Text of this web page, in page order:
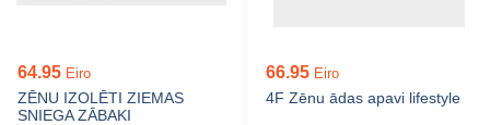
64.95 Eiro
ZĒNU IZOLĒTI ZIEMAS
SNIEGA ZĀBAKI
66.95 Eiro
4F Zēnu ādas apavi lifestyle